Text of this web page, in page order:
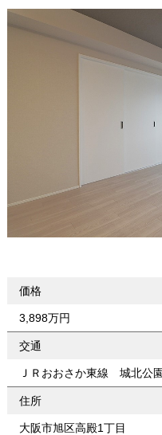
価格
3,898万円
交通
ＪＲおおさか東線 城北公
住所
大阪市旭区高殿1丁目